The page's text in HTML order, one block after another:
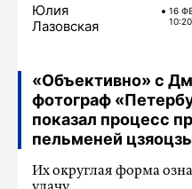
Юлия
Лазовская
16
10:20
«Объективно» с
фотограф
показал процесс
пельменей
Их округлая форма